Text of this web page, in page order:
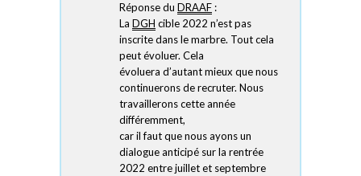
Réponse du DRAAF :
La DGH cible 2022 n’est pas
inscrite dans le marbre. Tout cela
peut évoluer. Cela
évoluera d’autant mieux que nous
continuerons de recruter. Nous
travaillerons cette année
différemment,
car il faut que nous ayons un
dialogue anticipé sur la rentrée
2022 entre juillet et septembre